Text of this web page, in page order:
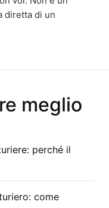
diretta di un
meglio
perché il
come